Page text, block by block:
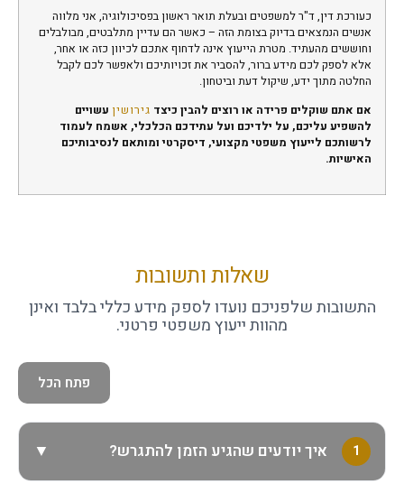
כעורכת דין, ד"ר למשפטים ובעלת תואר ראשון בפסיכולוגיה, אני מלווה
אנשים הנמצאים בדיוק בצומת הזה – כאשר הם עדיין מתלבטים, מבולבלים
וחוששים מהעתיד. מטרת הייעוץ אינה לדחוף אתכם לכיוון כזה או אחר,
אלא לספק לכם מידע ברור, להסביר את זכויותיכם ולאפשר לכם לקבל
החלטה מתוך ידע, שיקול דעת וביטחון.
אם אתם שוקלים פרידה או רוצים להבין כיצדגירושיןעשויים
להשפיע עליכם, על ילדיכם ועל עתידכם הכלכלי, אשמח לעמוד
לרשותכם לייעוץ משפטי מקצועי, דיסקרטי ומותאם לנסיבותיכם
האישיות.
שאלות ותשובות
התשובות שלפניכם נועדו לספק מידע כללי בלבד ואינן
מהוות ייעוץ משפטי פרטני.
פתח הכל
איך יודעים שהגיע הזמן להתגרש? ▼